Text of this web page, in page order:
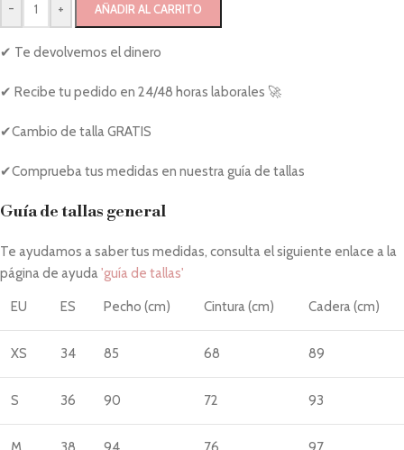
- + AÑADIR AL CARRITO
✔ Te devolvemos el dinero
✔ Recibe tu pedido en 24/48 horas laborales 🚀
✔Cambio de talla GRATIS
✔Comprueba tus medidas en nuestra guía de tallas
Guía de tallas general
Te ayudamos a saber tus medidas, consulta el siguiente enlace a la
página de ayuda'guía de tallas'
EU ES Pecho (cm) Cintura (cm) Cadera (cm)
XS 34 85 68 89
S 36 90 72 93